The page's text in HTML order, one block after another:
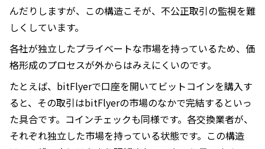
んだりしますが、この構造こそが、不公正取引の監視を難
しくしています。
各社が独立したプライベートな市場を持っているため、価
格形成のプロセスが外からはみえにくいのです。
たとえば、bitFlyerで口座を開いてビットコインを購入す
ると、その取引はbitFlyerの市場のなかで完結するといっ
た具合です。コインチェックも同様です。各交換業者が、
それぞれ独立した市場を持っている状態です。この構造